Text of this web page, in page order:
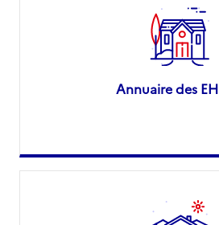
Annuaire des